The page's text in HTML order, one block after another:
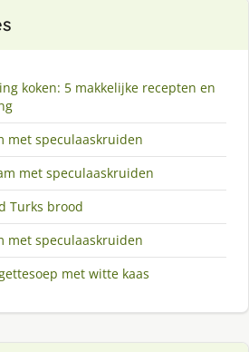
koken: 5 makkelijke recepten en
met speculaaskruiden
met speculaaskruiden
Turks brood
met speculaaskruiden
met witte kaas